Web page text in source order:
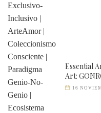
Essential
Art:
16